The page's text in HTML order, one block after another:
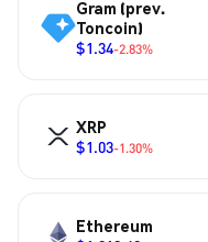
Gram (prev.
Toncoin)
$1.34-2.83%
XRP
$1.03-1.30%
Ethereum